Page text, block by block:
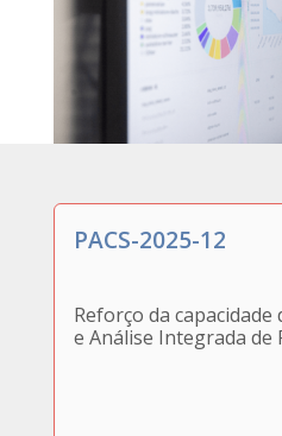
PACS-2025-12
Reforço da capacidade
e Análise Integrada de